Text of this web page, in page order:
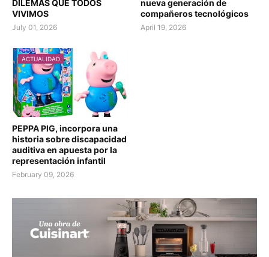
DILEMAS QUE TODOS
VIVIMOS
July 01, 2026
nueva generación de
compañeros tecnológicos
April 19, 2026
ACTUALIDAD
PEPPA PIG, incorpora una
historia sobre discapacidad
auditiva en apuesta por la
representación infantil
February 09, 2026